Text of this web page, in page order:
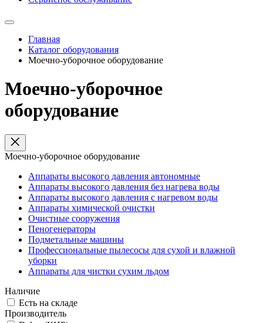
Главная
Каталог оборудования
Моечно-уборочное оборудование
Моечно-уборочное
оборудование
Моечно-уборочное оборудование
Аппараты высокого давления автономные
Аппараты высокого давления без нагрева воды
Аппараты высокого давления с нагревом воды
Аппараты химической очистки
Очистные сооружения
Пеногенераторы
Подметальные машины
Профессиональные пылесосы для сухой и влажной
уборки
Аппараты для чистки сухим льдом
Наличие
Есть на складе
Производитель